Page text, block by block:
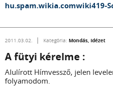
hu.spam.wikia.comwiki419-
2011.03.02. Kategória: Mondás, idézet
A fütyi kérelme :
Alulírott Hímvessző, jelen
folyamodom.